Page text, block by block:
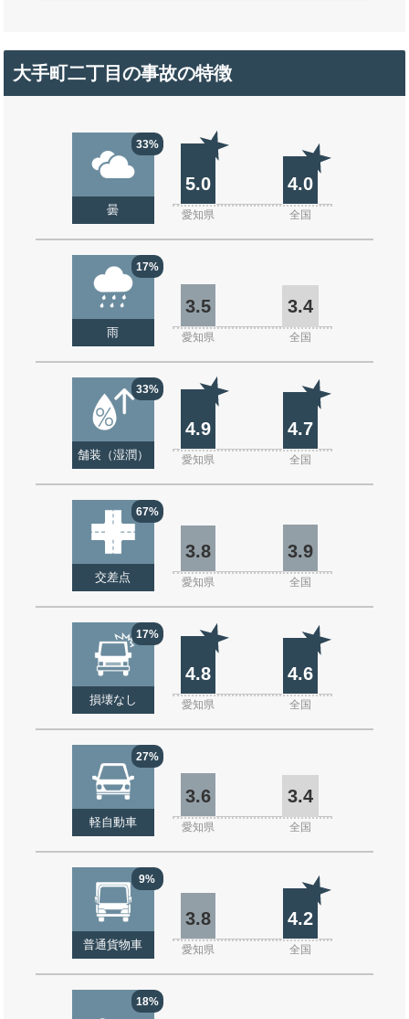
大手町二丁目の事故の特徴
33%
曇
5.0 4.0
愛知県 全国
17%
雨
3.5 3.4
愛知県 全国
33%
舗装（湿潤）
4.9 4.7
愛知県 全国
67%
交差点
3.8 3.9
愛知県 全国
17%
損壊なし
4.8 4.6
愛知県 全国
27%
軽自動車
3.6 3.4
愛知県 全国
9%
普通貨物車
3.8 4.2
愛知県 全国
18%